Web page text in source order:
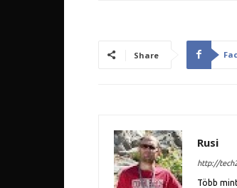
Share
Rusi
http://
Több